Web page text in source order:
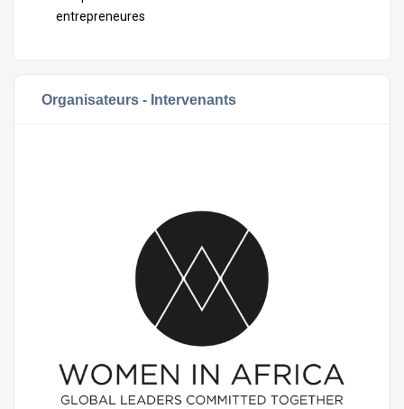
entrepreneures
Organisateurs - Intervenants